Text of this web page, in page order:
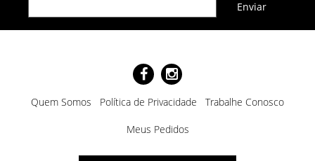
Quem Somos Política de Privacidade Trabalhe Conosco
Meus Pedidos